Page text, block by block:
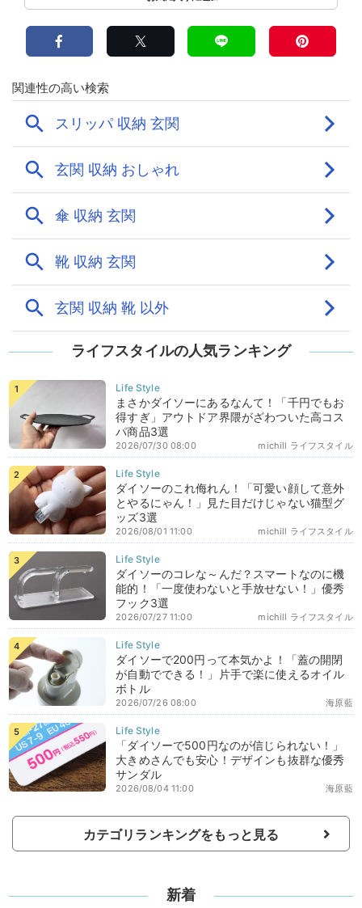
ライフスタイルの人気ランキング
まさかダイソーにあるなんて！「千円でもお
得すぎ」アウトドア界隈がざわついた高コス
パ商品3選
michill ライフスタイル
2026/07/30 08:00
ダイソーのこれ侮れん！「可愛い顔して意外
とやるにゃん！」見た目だけじゃない猫型グ
ッズ3選
michill ライフスタイル
2026/08/01 11:00
ダイソーのコレな～んだ？スマートなのに機
能的！「一度使わないと手放せない！」優秀
フック3選
michill ライフスタイル
2026/07/27 11:00
ダイソーで200円って本気かよ！「蓋の開閉
が自動でできる！」片手で楽に使えるオイル
ボトル
海原藍
2026/07/26 08:00
「ダイソーで500円なのが信じられない！」
大きめさんでも安心！デザインも抜群な優秀
サンダル
海原藍
2026/08/04 11:00
カテゴリランキングをもっと見る
新着